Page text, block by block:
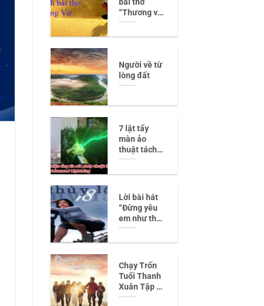
“Thương vợ”
của Trần Tế
trọng của 1
người vợ tần
tảo
Người về từ
lòng đất
7 lật tẩy
màn ảo
thuật tách
đôi người
Lời bài hát
“Đừng yêu
em như thế”
– Cảm xúc
yêu ở thập
niên 90
Chạy Trốn
Tuổi Thanh
Xuân Tập 8
– Diễn biến